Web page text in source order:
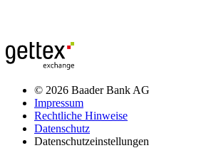
© 2026 Baader Bank AG
Impressum
Rechtliche Hinweise
Datenschutz
Datenschutzeinstellungen